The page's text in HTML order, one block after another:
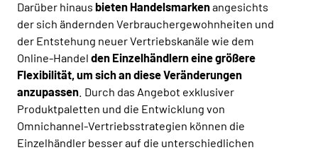
Darüber hinaus bieten Handelsmarkenangesichts
der sich ändernden Verbrauchergewohnheiten und
der Entstehung neuer Vertriebskanäle wie dem
Online-Handel den Einzelhändlern eine größere
Flexibilität, um sich an diese Veränderungen
anzupassen . Durch das Angebot exklusiver
Produktpaletten und die Entwicklung von
Omnichannel-Vertriebsstrategien können die
Einzelhändler besser auf die unterschiedlichen